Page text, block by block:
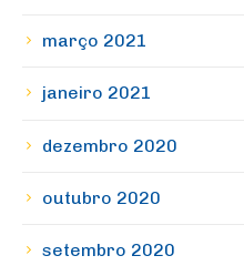
março 2021
janeiro 2021
dezembro 2020
outubro 2020
setembro 2020